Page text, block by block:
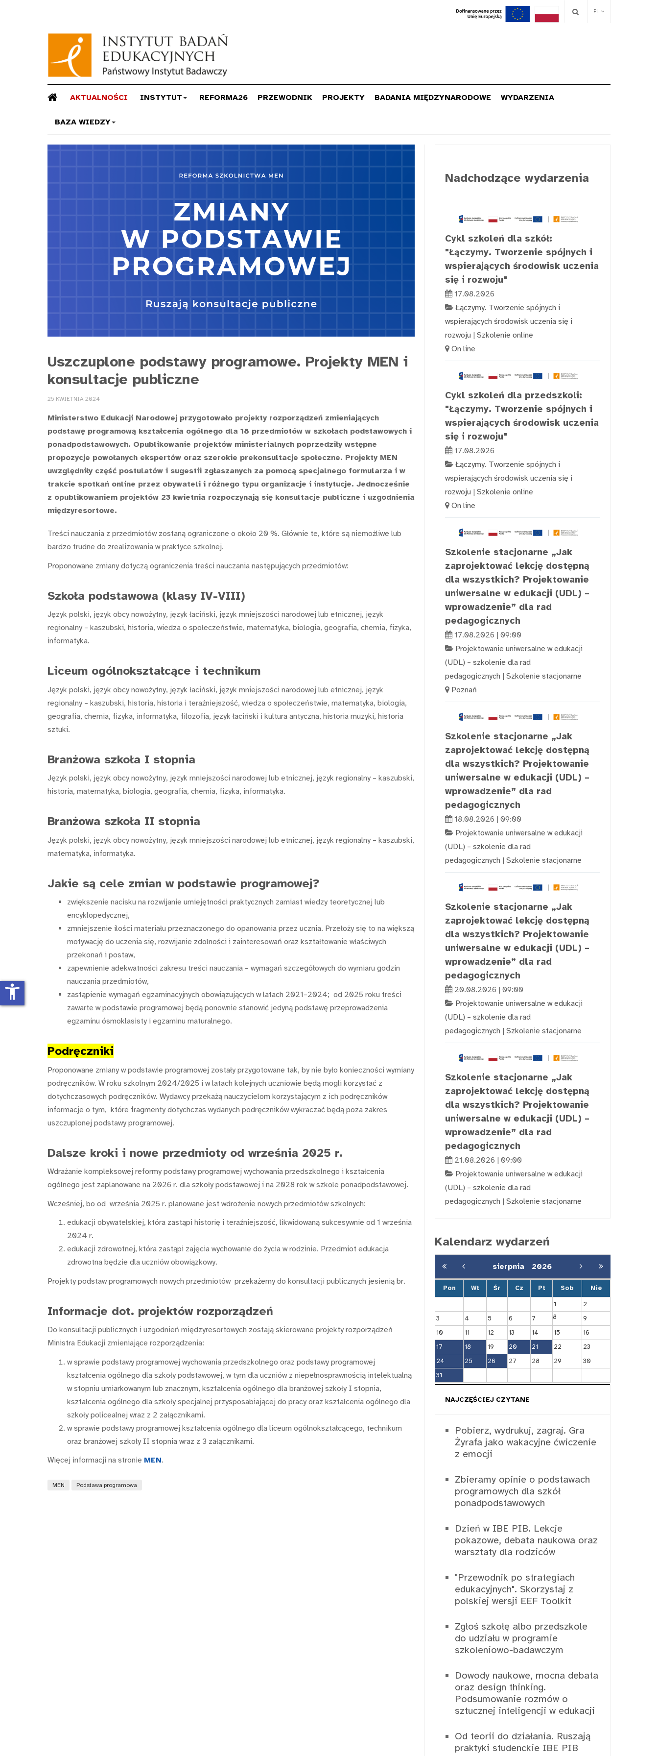
PL
AKTUALNOŚCI INSTYTUT REFORMA26 PRZEWODNIK PROJEKTY BADANIA MIĘDZYNARODOWE WYDARZENIA
BAZA WIEDZY
Uszczuplone podstawy programowe. Projekty MEN i
konsultacje publiczne
25 KWIETNIA 2024
Ministerstwo Edukacji Narodowej przygotowało projekty rozporządzeń zmieniających
podstawę programową kształcenia ogólnego dla 18 przedmiotów w szkołach podstawowych i
ponadpodstawowych. Opublikowanie projektów ministerialnych poprzedziły wstępne
propozycje powołanych ekspertów oraz szerokie prekonsultacje społeczne. Projekty MEN
uwzględniły część postulatów i sugestii zgłaszanych za pomocą specjalnego formularza i w
trakcie spotkań online przez obywateli i różnego typu organizacje i instytucje. Jednocześnie
z opublikowaniem projektów 23 kwietnia rozpoczynają się konsultacje publiczne i uzgodnienia
międzyresortowe.
Treści nauczania z przedmiotów zostaną ograniczone o około 20 %. Głównie te, które są niemożliwe lub
bardzo trudne do zrealizowania w praktyce szkolnej.
Proponowane zmiany dotyczą ograniczenia treści nauczania następujących przedmiotów:
Szkoła podstawowa (klasy IV-VIII)
Język polski, język obcy nowożytny, język łaciński, język mniejszości narodowej lub etnicznej, język
regionalny – kaszubski, historia, wiedza o społeczeństwie, matematyka, biologia, geografia, chemia, fizyka,
informatyka.
Liceum ogólnokształcące i technikum
Język polski, język obcy nowożytny, język łaciński, język mniejszości narodowej lub etnicznej, język
regionalny – kaszubski, historia, historia i teraźniejszość, wiedza o społeczeństwie, matematyka, biologia,
geografia, chemia, fizyka, informatyka, filozofia, język łaciński i kultura antyczna, historia muzyki, historia
sztuki.
Branżowa szkoła I stopnia
Język polski, język obcy nowożytny, język mniejszości narodowej lub etnicznej, język regionalny – kaszubski,
historia, matematyka, biologia, geografia, chemia, fizyka, informatyka.
Branżowa szkoła II stopnia
Język polski, język obcy nowożytny, język mniejszości narodowej lub etnicznej, język regionalny – kaszubski,
matematyka, informatyka.
Jakie są cele zmian w podstawie programowej?
zwiększenie nacisku na rozwijanie umiejętności praktycznych zamiast wiedzy teoretycznej lub
encyklopedycznej,
zmniejszenie ilości materiału przeznaczonego do opanowania przez ucznia. Przełoży się to na większą
motywację do uczenia się, rozwijanie zdolności i zainteresowań oraz kształtowanie właściwych
przekonań i postaw,
zapewnienie adekwatności zakresu treści nauczania – wymagań szczegółowych do wymiaru godzin
nauczania przedmiotów,
zastąpienie wymagań egzaminacyjnych obowiązujących w latach 2021–2024; od 2025 roku treści
zawarte w podstawie programowej będą ponownie stanowić jedyną podstawę przeprowadzenia
egzaminu ósmoklasisty i egzaminu maturalnego.
Podręczniki
Proponowane zmiany w podstawie programowej zostały przygotowane tak, by nie było konieczności wymiany
podręczników. W roku szkolnym 2024/2025 i w latach kolejnych uczniowie będą mogli korzystać z
dotychczasowych podręczników. Wydawcy przekażą nauczycielom korzystającym z ich podręczników
informacje o tym, które fragmenty dotychczas wydanych podręczników wykraczać będą poza zakres
uszczuplonej podstawy programowej.
Dalsze kroki i nowe przedmioty od września 2025 r.
Wdrażanie kompleksowej reformy podstawy programowej wychowania przedszkolnego i kształcenia
ogólnego jest zaplanowane na 2026 r. dla szkoły podstawowej i na 2028 rok w szkole ponadpodstawowej.
Wcześniej, bo od września 2025 r. planowane jest wdrożenie nowych przedmiotów szkolnych:
edukacji obywatelskiej, która zastąpi historię i teraźniejszość, likwidowaną sukcesywnie od 1 września
2024 r.
edukacji zdrowotnej, która zastąpi zajęcia wychowanie do życia w rodzinie. Przedmiot edukacja
zdrowotna będzie dla uczniów obowiązkowy.
Projekty podstaw programowych nowych przedmiotów przekażemy do konsultacji publicznych jesienią br.
Informacje dot. projektów rozporządzeń
Do konsultacji publicznych i uzgodnień międzyresortowych zostają skierowane projekty rozporządzeń
Ministra Edukacji zmieniające rozporządzenia:
w sprawie podstawy programowej wychowania przedszkolnego oraz podstawy programowej
kształcenia ogólnego dla szkoły podstawowej, w tym dla uczniów z niepełnosprawnością intelektualną
w stopniu umiarkowanym lub znacznym, kształcenia ogólnego dla branżowej szkoły I stopnia,
kształcenia ogólnego dla szkoły specjalnej przysposabiającej do pracy oraz kształcenia ogólnego dla
szkoły policealnej wraz z 2 załącznikami.
w sprawie podstawy programowej kształcenia ogólnego dla liceum ogólnokształcącego, technikum
oraz branżowej szkoły II stopnia wraz z 3 załącznikami.
Więcej informacji na stronie MEN.
MEN Podstawa programowa
Nadchodzące wydarzenia
Cykl szkoleń dla szkół:
"Łączymy. Tworzenie spójnych i
wspierających środowisk uczenia
się i rozwoju"
17.08.2026
Łączymy. Tworzenie spójnych i
wspierających środowisk uczenia się i
rozwoju | Szkolenie online
On line
Cykl szkoleń dla przedszkoli:
"Łączymy. Tworzenie spójnych i
wspierających środowisk uczenia
się i rozwoju"
17.08.2026
Łączymy. Tworzenie spójnych i
wspierających środowisk uczenia się i
rozwoju | Szkolenie online
On line
Szkolenie stacjonarne „Jak
zaprojektować lekcję dostępną
dla wszystkich? Projektowanie
uniwersalne w edukacji (UDL) –
wprowadzenie” dla rad
pedagogicznych
17.08.2026 | 09:00
Projektowanie uniwersalne w edukacji
(UDL) – szkolenie dla rad
pedagogicznych | Szkolenie stacjonarne
Poznań
Szkolenie stacjonarne „Jak
zaprojektować lekcję dostępną
dla wszystkich? Projektowanie
uniwersalne w edukacji (UDL) –
wprowadzenie” dla rad
pedagogicznych
18.08.2026 | 09:00
Projektowanie uniwersalne w edukacji
(UDL) – szkolenie dla rad
pedagogicznych | Szkolenie stacjonarne
Szkolenie stacjonarne „Jak
zaprojektować lekcję dostępną
dla wszystkich? Projektowanie
uniwersalne w edukacji (UDL) –
wprowadzenie” dla rad
pedagogicznych
20.08.2026 | 09:00
Projektowanie uniwersalne w edukacji
(UDL) – szkolenie dla rad
pedagogicznych | Szkolenie stacjonarne
Szkolenie stacjonarne „Jak
zaprojektować lekcję dostępną
dla wszystkich? Projektowanie
uniwersalne w edukacji (UDL) –
wprowadzenie” dla rad
pedagogicznych
21.08.2026 | 09:00
Projektowanie uniwersalne w edukacji
(UDL) – szkolenie dla rad
pedagogicznych | Szkolenie stacjonarne
Kalendarz wydarzeń
sierpnia 2026
Pon Wt Śr Cz Pt Sob Nie
1
2
3
4 5 6 7 8
9
10
11 12 13 14 15
16
17
18 19 20 21 22
23
24
25 26 27 28 29
30
31
NAJCZĘŚCIEJ CZYTANE
Pobierz, wydrukuj, zagraj. Gra
Żyrafa jako wakacyjne ćwiczenie
z emocji
Zbieramy opinie o podstawach
programowych dla szkół
ponadpodstawowych
Dzień w IBE PIB. Lekcje
pokazowe, debata naukowa oraz
warsztaty dla rodziców
"Przewodnik po strategiach
edukacyjnych". Skorzystaj z
polskiej wersji EEF Toolkit
Zgłoś szkołę albo przedszkole
do udziału w programie
szkoleniowo-badawczym
Dowody naukowe, mocna debata
oraz design thinking.
Podsumowanie rozmów o
sztucznej inteligencji w edukacji
Od teorii do działania. Ruszają
praktyki studenckie IBE PIB
accessibility_new